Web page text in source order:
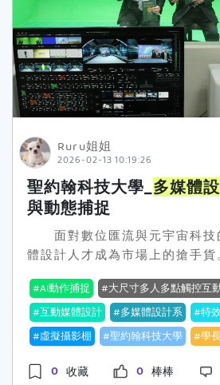
Ruru姐姐
2026-02-13 10:19:26
聖約翰科技大學_ 多媒體
與動態捕捉
面對數位匯流與元宇宙科技
體設計人才成為市場上的搶手貨
培育人才的決心，115學年度入
年比照國立科技大學收費」的
年全額免住宿費及每年新臺幣
貼。校方期盼透過實質的經濟支
顧之憂地投入學習，在「匠心獨
AI動作捕捉
大尺寸多人多點觸控互
互動媒體設計
多媒體設計系 特
虛擬攝影棚
聖約翰科技大學 學
0 收藏 0 棒棒